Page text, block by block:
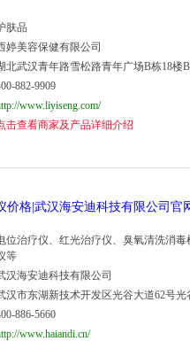
肤品
婷美容保健有限公司
北武汉青年路雪松路青年广场B栋18楼
882-9909
www.liyiseng.com/
击查看商家及产品详细介绍
价格|武汉海安迪科技有限公司官
位治疗仪、红光治疗仪、臭氧清洗消
等
汉海安迪科技有限公司
汉市东湖新技术开发区光谷大道62号
886-5660
www.haiandi.cn/